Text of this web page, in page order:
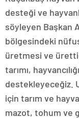
desteği ve
söyleyen Başkan
bölgesindeki
üretmesi ve
tarımı,
destekleyeceğiz.
için tarım ve
mazot, tohum ve